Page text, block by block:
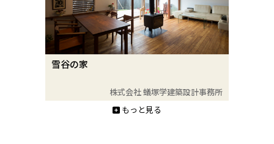
雪谷の家
株式会社 蟻塚学建築設計事務所
もっと見る